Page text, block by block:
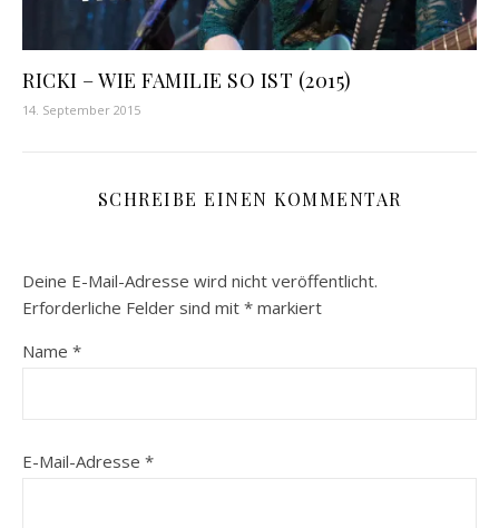
RICKI – WIE FAMILIE SO IST (2015)
14. September 2015
SCHREIBE EINEN KOMMENTAR
Deine E-Mail-Adresse wird nicht veröffentlicht.
Erforderliche Felder sind mit * markiert
Name *
E-Mail-Adresse *